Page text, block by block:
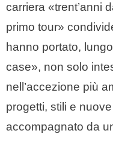
carriera «trent’anni
primo tour»
hanno portato,
case», non solo
nell’accezione più
progetti, stili e
accompagnato da